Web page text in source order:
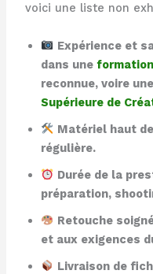
voici une liste non
Expérience et
dans une
reconnue, voire
Supérieure de
Matériel haut
régulière.
Durée de la
préparation,
Retouche
et aux exigences
Livraison de